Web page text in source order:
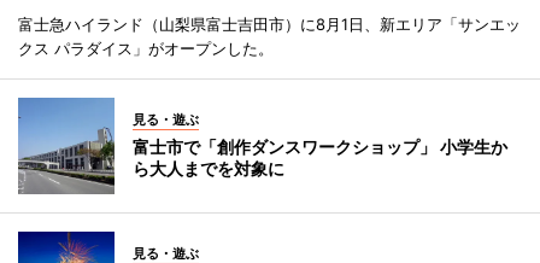
富士急ハイランド（山梨県富士吉田市）に8月1日、新エリア「サンエッ
クス パラダイス」がオープンした。
見る・遊ぶ
富士市で「創作ダンスワークショップ」 小学生か
ら大人までを対象に
見る・遊ぶ